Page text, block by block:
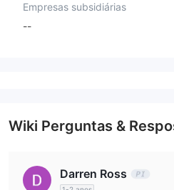
Empresas subsidiárias
--
Wiki Perguntas &
Darren Ross